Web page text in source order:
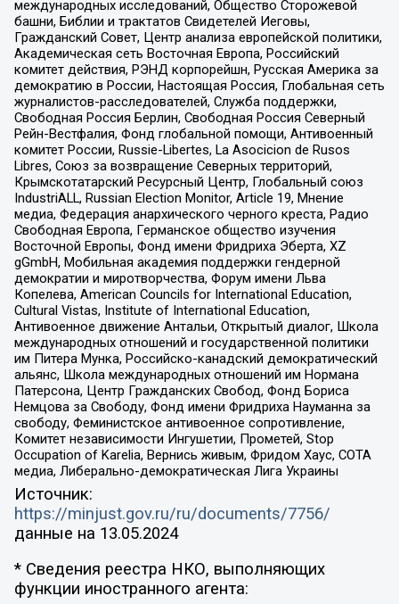
международных исследований, Общество Сторожевой
башни, Библии и трактатов Свидетелей Иеговы,
Гражданский Совет, Центр анализа европейской политики,
Академическая сеть Восточная Европа, Российский
комитет действия, РЭНД корпорейшн, Русская Америка за
демократию в России, Настоящая Россия, Глобальная сеть
журналистов-расследователей, Служба поддержки,
Свободная Россия Берлин, Свободная Россия Северный
Рейн-Вестфалия, Фонд глобальной помощи, Антивоенный
комитет России, Russie-Libertes, La Asocicion de Rusos
Libres, Союз за возвращение Северных территорий,
Крымскотатарский Ресурсный Центр, Глобальный союз
IndustriALL, Russian Election Monitor, Article 19, Мнение
медиа, Федерация анархического черного креста, Радио
Свободная Европа, Германское общество изучения
Восточной Европы, Фонд имени Фридриха Эберта, XZ
gGmbH, Мобильная академия поддержки гендерной
демократии и миротворчества, Форум имени Льва
Копелева, American Councils for International Education,
Cultural Vistas, Institute of International Education,
Антивоенное движение Антальи, Открытый диалог, Школа
международных отношений и государственной политики
им Питера Мунка, Российско-канадский демократический
альянс, Школа международных отношений им Нормана
Патерсона, Центр Гражданских Свобод, Фонд Бориса
Немцова за Свободу, Фонд имени Фридриха Науманна за
свободу, Феминистское антивоенное сопротивление,
Комитет независимости Ингушетии, Прометей, Stop
Occupation of Karelia, Вернись живым, Фридом Хаус, СОТА
медиа, Либерально-демократическая Лига Украины
Источник:
https://minjust.gov.ru/ru/documents/7756/
данные на 13.05.2024
* Сведения реестра НКО, выполняющих
функции иностранного агента: